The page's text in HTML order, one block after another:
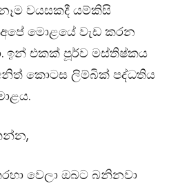
වයසකදී යම්කිසි
මොළයේ වැඩ කරන
ඉන් එකක් පූර්ව මස්තිෂ්කය
කොටස ලිම්බික් පද්ධතිය
වෙලා ඔබට බනිනවා